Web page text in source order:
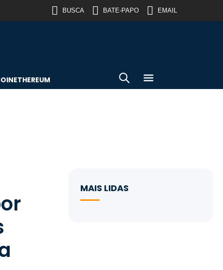
BUSCA BATE-PAPO EMAIL
ETHEREUM
MAIS LIDAS